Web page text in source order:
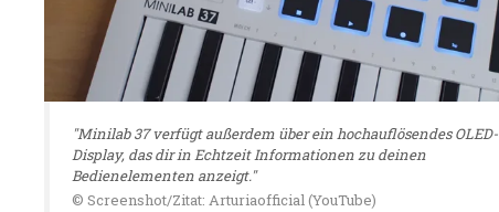
"Minilab 37 verfügt außerdem über ein hochauflösendes OLED-
Display, das dir in Echtzeit Informationen zu deinen
Bedienelementen anzeigt."
© Screenshot/Zitat: Arturiaofficial (YouTube)